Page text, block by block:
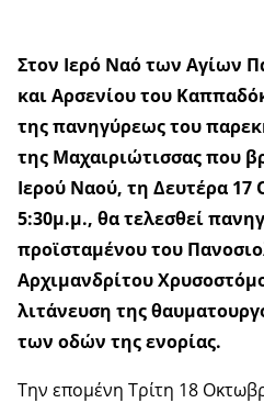
Στον Ιερό Ναό των Αγίων
και Αρσενίου του
της πανηγύρεως του
της Μαχαιριώτισσας που
Ιερού Ναού, τη Δευτέρα 17
5:30μ.μ., θα τελεσθεί
προϊσταμένου του
Αρχιμανδρίτου
λιτάνευση της
των οδών της ενορίας.
Την επομένη Τρίτη 18